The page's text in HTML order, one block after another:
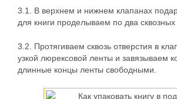
3.1. В верхнем и нижнем клапанах
для книги проделываем по два сквозных
3.2. Протягиваем сквозь отверстия в
узкой люрексовой ленты и завязываем
длинные концы ленты свободными.